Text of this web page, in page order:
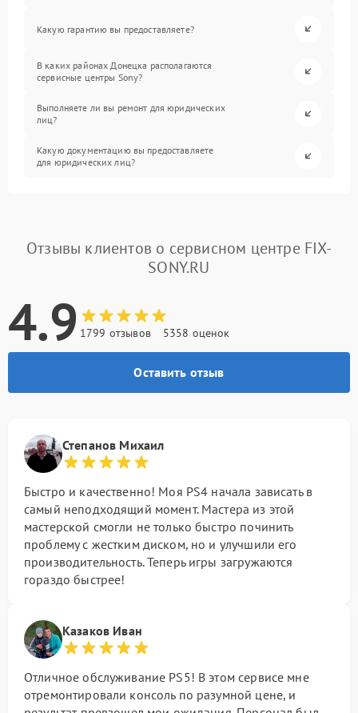
Какую гарантию вы предоставляете?
В каких районах Донецка располагаются
сервисные центры Sony?
Выполняете ли вы ремонт для юридических
лиц?
Какую документацию вы предоставляете
для юридических лиц?
Отзывы клиентов о сервисном центре FIX-
SONY.RU
4.9 1799 отзывов 5358 оценок
Оставить отзыв
Степанов Михаил
Быстро и качественно! Моя PS4 начала зависать в
самый неподходящий момент. Мастера из этой
мастерской смогли не только быстро починить
проблему с жестким диском, но и улучшили его
производительность. Теперь игры загружаются
гораздо быстрее!
Казаков Иван
Отличное обслуживание PS5! В этом сервисе мне
отремонтировали консоль по разумной цене, и